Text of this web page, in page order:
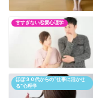
甘すぎない恋愛心理学
ほぼ３０代からの”仕事に活かせ
る”心理学